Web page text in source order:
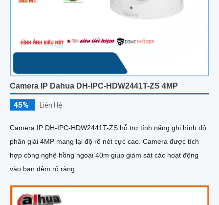
Camera IP Dahua DH-IPC-HDW2441T-ZS 4MP
45% Liên Hệ
Camera IP DH-IPC-HDW2441T-ZS hỗ trợ tính năng ghi hình độ
phân giải 4MP mang lại độ rõ nét cực cao. Camera được tích
hợp công nghệ hồng ngoại 40m giúp giám sát các hoạt động
vào ban đêm rõ ràng